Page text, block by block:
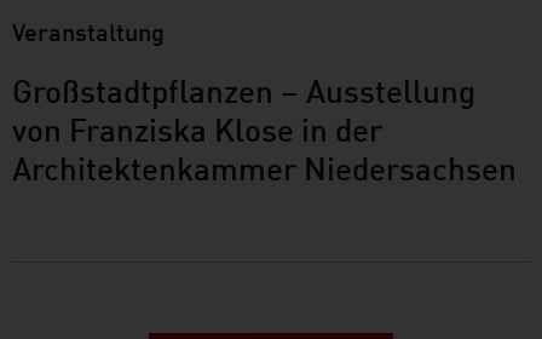
Veranstaltung
Großstadtpflanzen – Ausstellung
von Franziska Klose in der
Architektenkammer Niedersachsen